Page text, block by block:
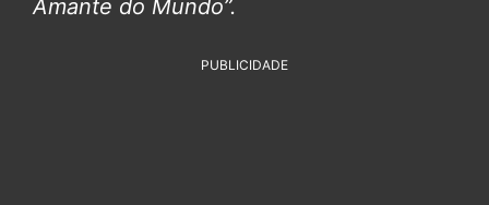
Amante do Mundo”.
PUBLICIDADE